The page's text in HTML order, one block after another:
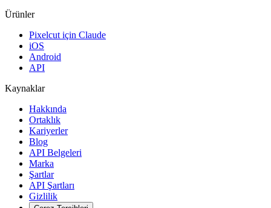
Ürünler
Pixelcut için Claude
iOS
Android
API
Kaynaklar
Hakkında
Ortaklık
Kariyerler
Blog
API Belgeleri
Marka
Şartlar
API Şartları
Gizlilik